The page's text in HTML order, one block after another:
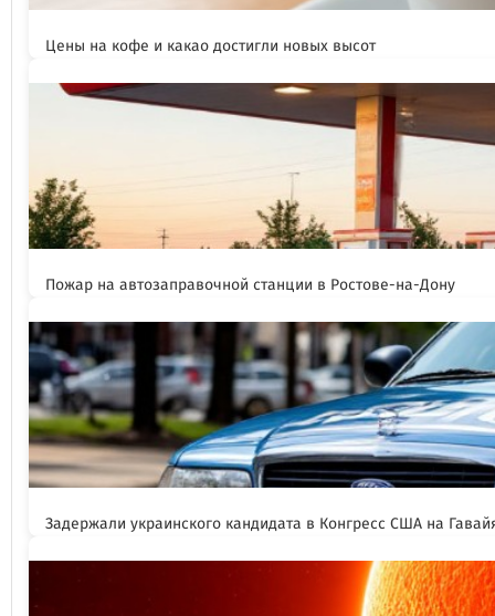
Цены на кофе и какао достигли новых высот
Пожар на автозаправочной станции в Ростове-на-Дону
Задержали украинского кандидата в Конгресс США на